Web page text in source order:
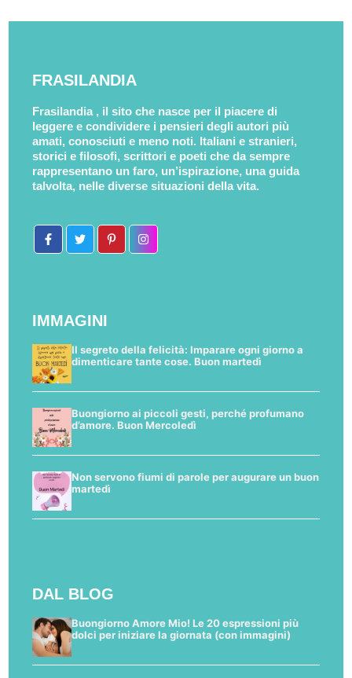
FRASILANDIA
Frasilandia , il sito che nasce per il piacere di
leggere e condividere i pensieri degli autori più
amati, conosciuti e meno noti. Italiani e stranieri,
storici e filosofi, scrittori e poeti che da sempre
rappresentano un faro, un’ispirazione, una guida
talvolta, nelle diverse situazioni della vita.
IMMAGINI
Il segreto della felicità: Imparare ogni giorno a
dimenticare tante cose. Buon martedì
Buongiorno ai piccoli gesti, perché profumano
d’amore. Buon Mercoledì
Non servono fiumi di parole per augurare un buon
martedì
DAL BLOG
Buongiorno Amore Mio! Le 20 espressioni più
dolci per iniziare la giornata (con immagini)